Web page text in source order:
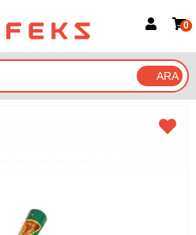
Google İle Bağlan
0